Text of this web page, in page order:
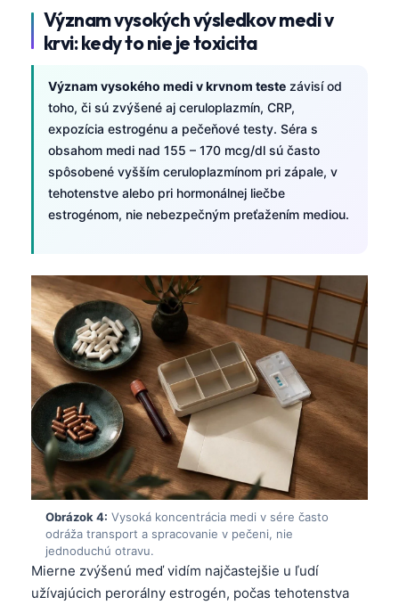
Význam vysokých výsledkov medi v
krvi: kedy to nie je toxicita
Význam vysokého medi v krvnom teste závisí od
toho, či sú zvýšené aj ceruloplazmín, CRP,
expozícia estrogénu a pečeňové testy. Séra s
obsahom medi nad 155 – 170 mcg/dl sú často
spôsobené vyšším ceruloplazmínom pri zápale, v
tehotenstve alebo pri hormonálnej liečbe
estrogénom, nie nebezpečným preťažením mediou.
Obrázok 4: Vysoká koncentrácia medi v sére často
odráža transport a spracovanie v pečeni, nie
jednoduchú otravu.
Mierne zvýšenú meď vidím najčastejšie u ľudí
užívajúcich perorálny estrogén, počas tehotenstva